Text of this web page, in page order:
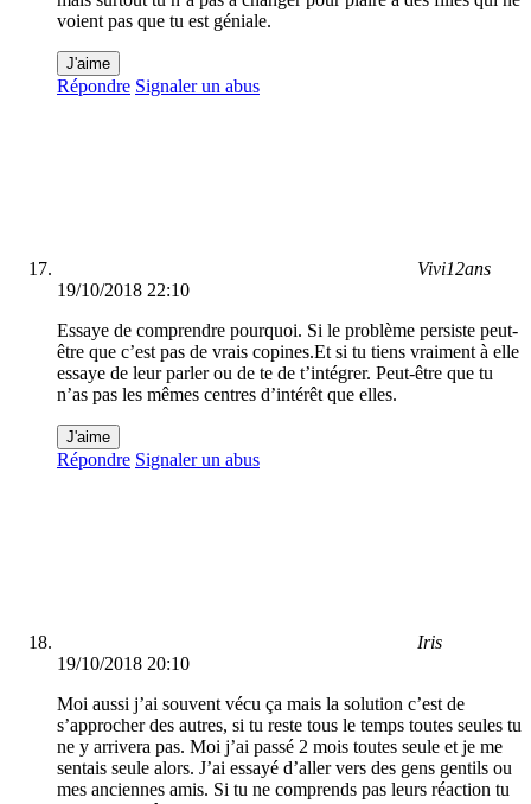
voient pas que tu est géniale.
J'aime
Répondre Signaler un abus
Vivi12ans
19/10/2018 22:10
Essaye de comprendre pourquoi. Si le problème persiste peut-
être que c’est pas de vrais copines.Et si tu tiens vraiment à elle
essaye de leur parler ou de te de t’intégrer. Peut-être que tu
n’as pas les mêmes centres d’intérêt que elles.
J'aime
Répondre Signaler un abus
Iris
19/10/2018 20:10
Moi aussi j’ai souvent vécu ça mais la solution c’est de
s’approcher des autres, si tu reste tous le temps toutes seules tu
ne y arrivera pas. Moi j’ai passé 2 mois toutes seule et je me
sentais seule alors. J’ai essayé d’aller vers des gens gentils ou
mes anciennes amis. Si tu ne comprends pas leurs réaction tu